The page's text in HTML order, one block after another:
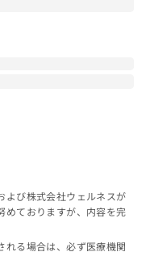
よび株式会社ウェルネスが
めておりますが、内容を完
れる場合は、必ず医療機関